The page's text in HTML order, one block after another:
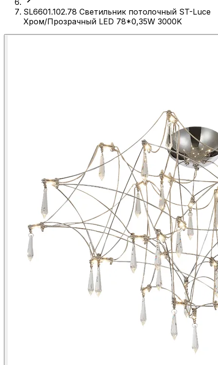
SL6601.102.78 Светильник потолочный ST-Luce
Хром/Прозрачный LED 78*0,35W 3000K